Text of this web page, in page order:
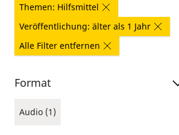
Themen: Hilfsmittel
Veröffentlichung: älter als 1 Jahr
Alle Filter entfernen
Format
Audio (1)